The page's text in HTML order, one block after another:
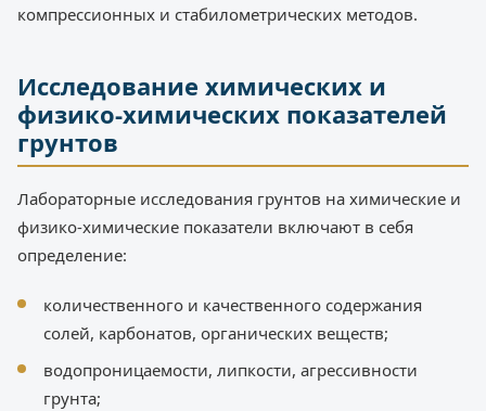
компрессионных и стабилометрических методов.
Исследование химических и
физико-химических показателей
грунтов
Лабораторные исследования грунтов на химические и
физико-химические показатели включают в себя
определение:
количественного и качественного содержания
солей, карбонатов, органических веществ;
водопроницаемости, липкости, агрессивности
грунта;